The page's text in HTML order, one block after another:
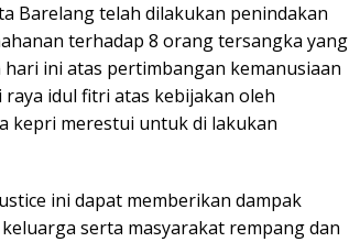
Barelang telah dilakukan penindakan
terhadap 8 orang tersangka yang
ini atas pertimbangan kemanusiaan
idul fitri atas kebijakan oleh
kepri merestui untuk di lakukan
ini dapat memberikan dampak
serta masyarakat rempang dan